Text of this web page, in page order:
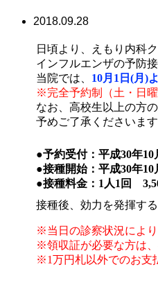
2018.09.28
日頃より、えもり内科
インフルエンザの予防
当院では、 10月1日(月)
※完全予約制（土・日曜
なお、高校生以上の方
予めご了承くださいま
●予約受付：平成30年10
●接種開始：平成30年10
●接種料金：1人1回
接種後、効力を発揮す
※当日の診察状況によ
※領収証が必要な方は、
※1万円札以外でのお支